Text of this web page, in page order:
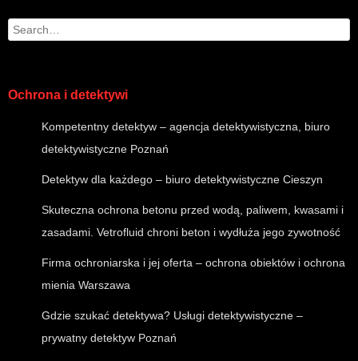
Search
Ochrona i detektywi
Kompetentny detektyw – agencja detektywistyczna, biuro
detektywistyczne Poznań
Detektyw dla każdego – biuro detektywistyczne Cieszyn
Skuteczna ochrona betonu przed wodą, paliwem, kwasami i
zasadami. Vetrofluid chroni beton i wydłuża jego zywotność
Firma ochroniarska i jej oferta – ochrona obiektów i ochrona
mienia Warszawa
Gdzie szukać detektywa? Usługi detektywistyczne –
prywatny detektyw Poznań